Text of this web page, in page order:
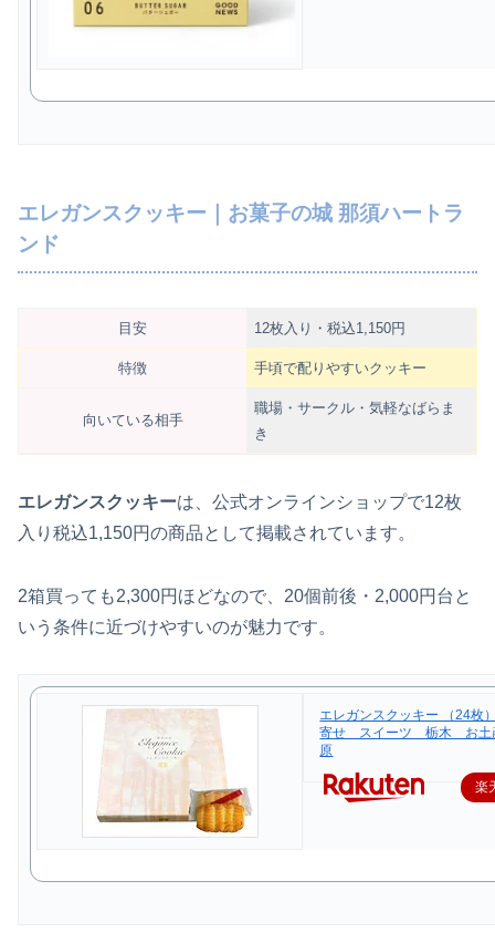
エレガンスクッキー｜お菓子の城 那須ハートラ
ンド
目安 12枚入り・税込1,150円
特徴 手頃で配りやすいクッキー
向いている相手
職場・サークル・気軽なばらま
き
エレガンスクッキーは、公式オンラインショップで12枚
入り税込1,150円の商品として掲載されています。
2箱買っても2,300円ほどなので、20個前後・2,000円台と
いう条件に近づけやすいのが魅力です。
エレガンスクッキー （24
寄せ スイーツ 栃木 お土
原
楽